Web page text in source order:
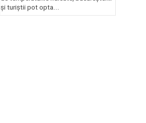
și turiștii pot opta...